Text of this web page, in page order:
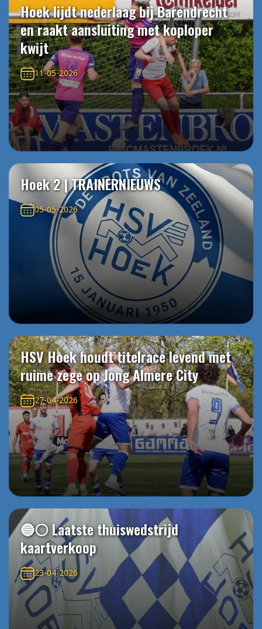
Hoek lijdt nederlaag bij Barendrecht
en raakt aansluiting met koploper
kwijt
11-05-2026
Hoek 2 | TRAINERNIEUWS
05-05-2026
HSV Hoek houdt titelrace levend met
ruime zege op Jong Almere City
27-04-2026
🔵⚪️ Laatste thuiswedstrijd
kaartverkoop
23-04-2026